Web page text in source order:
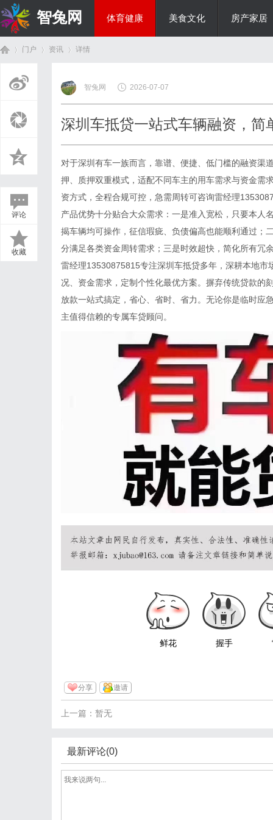
智兔网 体育健康 美食文化 房产家居
门户 资讯
›
详情
评论
收藏
智兔网 2026-07-07
深圳车抵贷一站式车辆融资，简
对于深圳有车一族而言，靠谱、便捷、低门槛的融资渠
押、质押双重模式，适配不同车主的用车需求与资金需
资方式，全程合规可控，急需周转可咨询雷经理
产品优势十分贴合大众需求：一是准入宽松，只要本人
揭车辆均可操作，征信瑕疵、负债偏高也能顺利通过；
分满足各类资金周转需求；三是时效超快，简化所有冗
雷经理13530875815专注深圳车抵贷多年，深耕本地
况、资金需求，定制个性化最优方案。摒弃传统贷款的
放款一站式搞定，省心、省时、省力。无论你是临时应
主值得信赖的专属车贷顾问。
鲜花 握手
分享 邀请
上一篇：暂无
最新评论(0)